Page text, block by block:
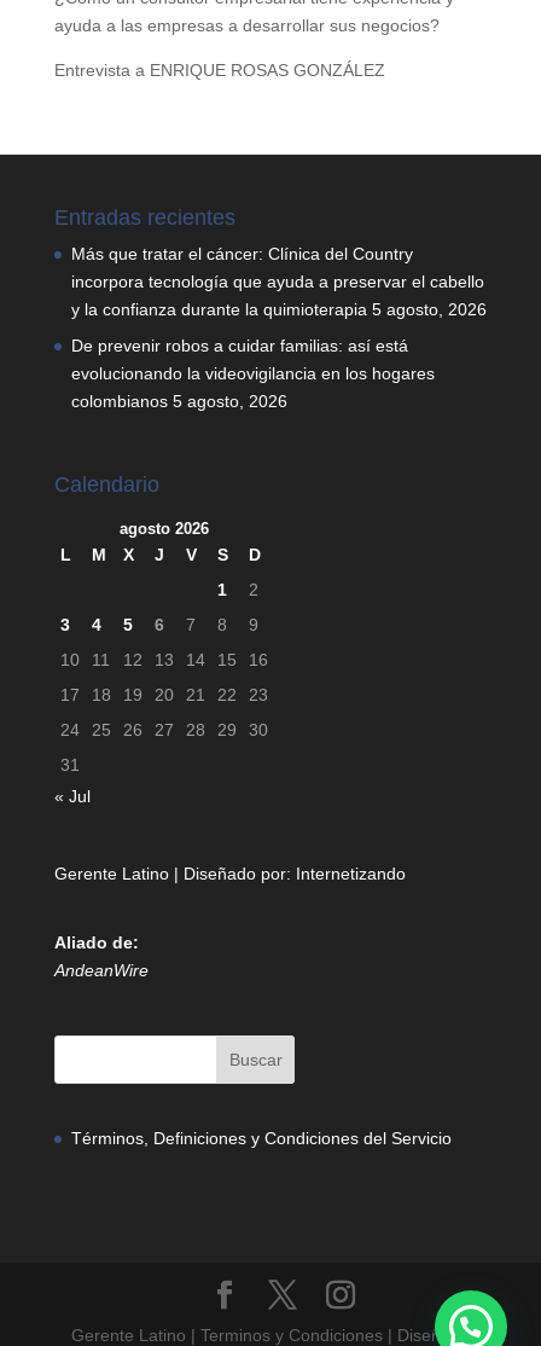
ayuda a las empresas a desarrollar sus negocios?
Entrevista a ENRIQUE ROSAS GONZÁLEZ
Entradas recientes
Más que tratar el cáncer: Clínica del Country
incorpora tecnología que ayuda a preservar el cabello
y la confianza durante la quimioterapia 5 agosto, 2026
De prevenir robos a cuidar familias: así está
evolucionando la videovigilancia en los hogares
colombianos 5 agosto, 2026
Calendario
agosto 2026
L M X J V S
D
1
2
3
4 5 6 7 8
9
10
11 12 13 14 15
16
17
18 19 20 21 22
23
24
25 26 27 28 29
30
31
« Jul
Gerente Latino | Diseñado por: Internetizando
Aliado de:
AndeanWire
Términos, Definiciones y Condiciones del Servicio
Gerente Latino | Terminos y Condiciones | Diseñado